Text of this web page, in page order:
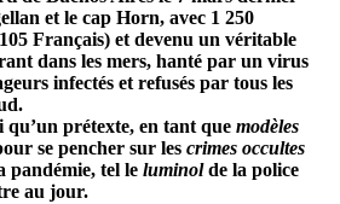
et le cap Horn, avec 1 250
Français) et devenu un véritable
dans les mers, hanté par un virus
infectés et refusés par tous les
qu’un prétexte, en tant que modèles
se pencher sur les crimes occultes
pandémie, tel le luminolde la police
au jour.